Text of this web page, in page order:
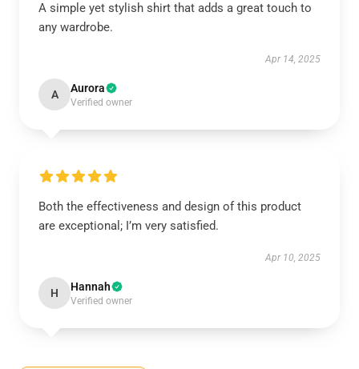
A simple yet stylish shirt that adds a great touch to
any wardrobe.
Apr 14, 2025
A Aurora
Verified owner
Both the effectiveness and design of this product
are exceptional; I’m very satisfied.
Apr 10, 2025
H Hannah
Verified owner